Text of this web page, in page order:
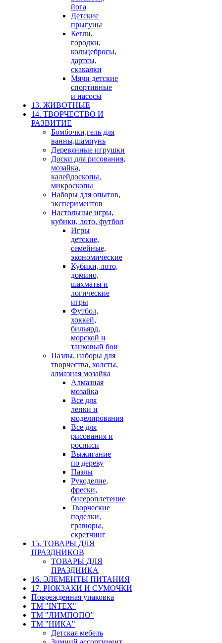
йога
Детские
прыгуны
Кегли,
городки,
кольцебросы,
дартсы,
скакалки
Мячи детские
спортивные
и насосы
13. ЖИВОТНЫЕ
14. ТВОРЧЕСТВО И
РАЗВИТИЕ
Бомбочки,гель для
ванны,шампунь
Деревянные игрушки
Доски для рисования,
мозайка,
калейдоскопы,
микроскопы
Наборы для опытов,
экспериментов
Настольные игры,
кубики, лото, футбол
Игры
детские,
семейные,
экономические
Кубики, лото,
домино,
шахматы и
логические
игры
Футбол,
хоккей,
бильярд,
морской и
танковый бои
Пазлы, наборы для
творчества, холсты,
алмазная мозайка
Алмазная
мозайка
Все для
лепки и
моделирования
Все для
рисования и
росписи
Выжигание
по дереву
Пазлы
Рукоделие,
фрески,
бисероплетение
Творческие
поделки,
гравюры,
скретчинг
15. ТОВАРЫ ДЛЯ
ПРАЗДНИКОВ
ТОВАРЫ ДЛЯ
ПРАЗДНИКА
16. ЭЛЕМЕНТЫ ПИТАНИЯ
17. РЮКЗАКИ И СУМОЧКИ
Поврежденная упаковка
ТМ "INTEX"
ТМ "ЛИМПОПО"
ТМ "НИКА"
Детская мебель